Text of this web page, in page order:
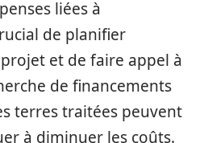
liées à
de planifier
et de faire appel à
de financements
terres traitées peuvent
à diminuer les coûts.